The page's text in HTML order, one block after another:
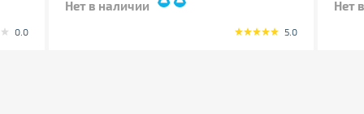
0.0
Нет в наличии
5.0
Нет